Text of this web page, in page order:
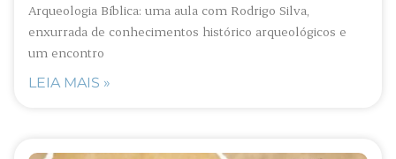
Arqueologia Bíblica: uma aula com Rodrigo Silva,
enxurrada de conhecimentos histórico arqueológicos e
um encontro
LEIA MAIS »